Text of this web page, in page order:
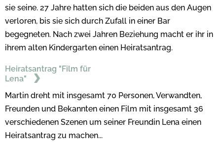
sie seine. 27 Jahre hatten sich die beiden aus den Augen
verloren, bis sie sich durch Zufall in einer Bar
begegneten. Nach zwei Jahren Beziehung macht er ihr in
ihrem alten Kindergarten einen Heiratsantrag.
Heiratsantrag "Film für
Lena"
Martin dreht mit insgesamt 70 Personen, Verwandten,
Freunden und Bekannten einen Film mit insgesamt 36
verschiedenen Szenen um seiner Freundin Lena einen
Heiratsantrag zu machen...